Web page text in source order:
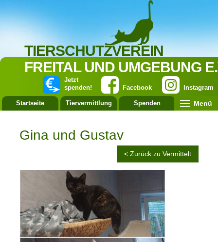
TIERSCHUTZVEREIN
FREITAL UND UMGEBUNG
Instagram
Facebook
Jetzt
spenden!
Startseite Tiervermittlung Spenden Menü
Gina und Gustav
< Zurück zu Vermittelt